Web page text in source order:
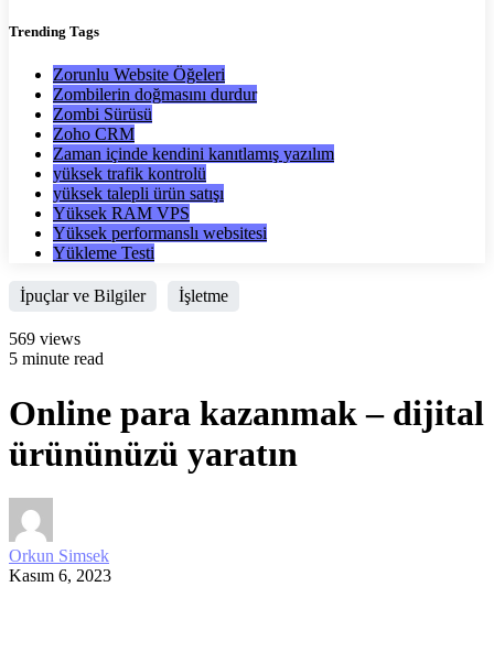
Trending Tags
Zorunlu Website Öğeleri
Zombilerin doğmasını durdur
Zombi Sürüsü
Zoho CRM
Zaman içinde kendini kanıtlamış yazılım
yüksek trafik kontrolü
yüksek talepli ürün satışı
Yüksek RAM VPS
Yüksek performanslı websitesi
Yükleme Testi
İpuçlar ve Bilgiler İşletme
569 views
5 minute read
Online para kazanmak – dijital
ürününüzü yaratın
Orkun Simsek
Kasım 6, 2023